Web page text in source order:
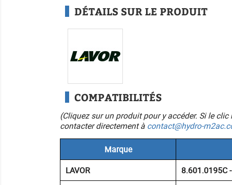
DÉTAILS SUR LE PRODUIT
COMPATIBILITÉS
(Cliquez sur un produit pour y accéder. Si le
contacter directement à contact@hydro-
Marque
LAVOR
8.601.0195C